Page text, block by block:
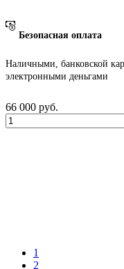
Безопасная оплата
Наличными, банковской
электронными деньгами
66 000 руб.
1
2